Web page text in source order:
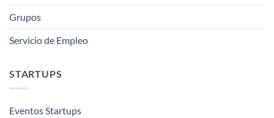
Grupos
Servicio de Empleo
STARTUPS
Eventos Startups